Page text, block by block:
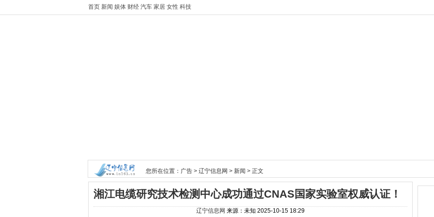
首页 新闻 娱体 财经 汽车 家居 女性 科技
您所在位置： 广告 > 辽宁信息网 > 新闻 > 正文
湘江电缆研究技术检测中心成功通过CNAS国家实验室权威认证！
辽宁信息网 来源：未知 2025-10-15 18:29